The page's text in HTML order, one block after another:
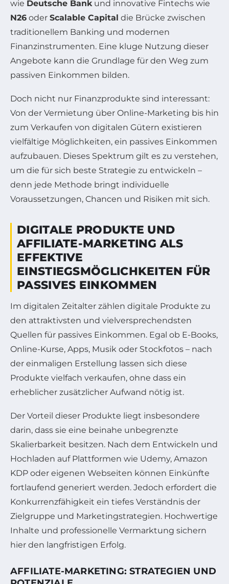
wie Deutsche Bankund innovative Fintechs wie
N26 oder Scalable Capital die Brücke zwischen
traditionellem Banking und modernen
Finanzinstrumenten. Eine kluge Nutzung dieser
Angebote kann die Grundlage für den Weg zum
passiven Einkommen bilden.
Doch nicht nur Finanzprodukte sind interessant:
Von der Vermietung über Online-Marketing bis hin
zum Verkaufen von digitalen Gütern existieren
vielfältige Möglichkeiten, ein passives Einkommen
aufzubauen. Dieses Spektrum gilt es zu verstehen,
um die für sich beste Strategie zu entwickeln –
denn jede Methode bringt individuelle
Voraussetzungen, Chancen und Risiken mit sich.
DIGITALE PRODUKTE UND
AFFILIATE-MARKETING ALS
EFFEKTIVE
EINSTIEGSMÖGLICHKEITEN FÜR
PASSIVES EINKOMMEN
Im digitalen Zeitalter zählen digitale Produkte zu
den attraktivsten und vielversprechendsten
Quellen für passives Einkommen. Egal ob E-Books,
Online-Kurse, Apps, Musik oder Stockfotos – nach
der einmaligen Erstellung lassen sich diese
Produkte vielfach verkaufen, ohne dass ein
erheblicher zusätzlicher Aufwand nötig ist.
Der Vorteil dieser Produkte liegt insbesondere
darin, dass sie eine beinahe unbegrenzte
Skalierbarkeit besitzen. Nach dem Entwickeln und
Hochladen auf Plattformen wie Udemy, Amazon
KDP oder eigenen Webseiten können Einkünfte
fortlaufend generiert werden. Jedoch erfordert die
Konkurrenzfähigkeit ein tiefes Verständnis der
Zielgruppe und Marketingstrategien. Hochwertige
Inhalte und professionelle Vermarktung sichern
hier den langfristigen Erfolg.
AFFILIATE-MARKETING: STRATEGIEN UND